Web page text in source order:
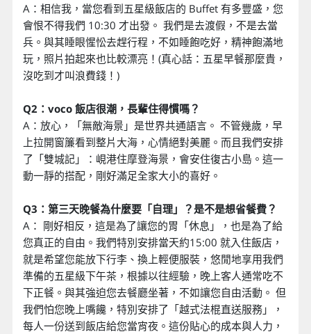
A：相信我，當您看到五星級飯店的 Buffet 有多豐盛，您
會恨不得我們 10:30 才出發。 我們是去渡假，不是去當
兵。與其睡眼惺忪去趕行程，不如睡飽吃好，精神飽滿地
玩，照片拍起來也比較漂亮！(真心話：五星早餐那麼貴，
沒吃到才叫浪費錢！)
Q2：voco 飯店很潮，長輩住得慣嗎？
A：放心，「無敵海景」是世界共通語言。 不管幾歲，早
上拉開窗簾看到整片大海，心情絕對美麗。而且我們安排
了「雙城記」：峴港住摩登海景，會安住復古小島。這一
動一靜的搭配，剛好滿足全家大小的喜好。
Q3：第三天晚餐為什麼要「自理」？是不是想省餐費？
A： 剛好相反，這是為了讓您的胃「休息」，也是為了給
您真正的自由。我們特別安排當天約15:00 就入住飯店，
就是希望您能放下行李、換上輕便服裝，悠閒地享用我們
準備的五星級下午茶，根據以往經驗，晚上客人通常吃不
下正餐。與其強迫您去餐廳坐著，不如讓您自由活動。 但
我們怕您晚上嘴饞，特別安排了「越式法棍直送服務」，
每人一份送到飯店給您當宵夜。這份貼心的成本與人力，